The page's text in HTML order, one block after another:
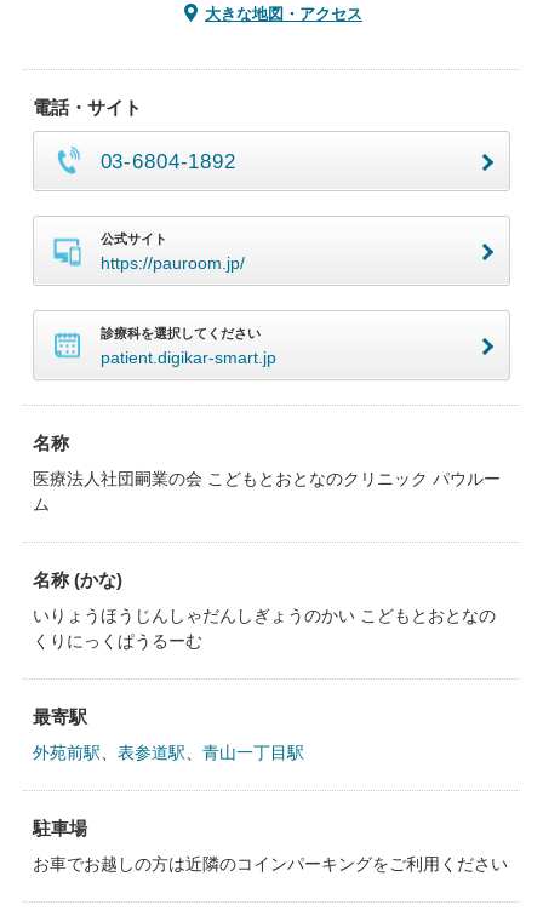
大きな地図・アクセス
電話・サイト
03-6804-1892
公式サイト
https://pauroom.jp/
診療科を選択してください
patient.digikar-smart.jp
名称
医療法人社団嗣業の会 こどもとおとなのクリニック パウルー
ム
名称 (かな)
いりょうほうじんしゃだんしぎょうのかい こどもとおとなの
くりにっくぱうるーむ
最寄駅
外苑前駅 表参道駅 青山一丁目駅
駐車場
お車でお越しの方は近隣のコインパーキングをご利用ください